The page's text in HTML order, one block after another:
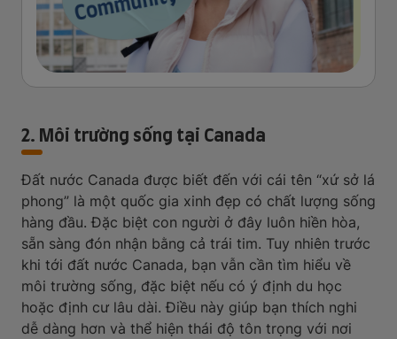
2. Môi trường sống tại Canada
Đất nước Canada được biết đến với cái tên “xứ sở lá
phong” là một quốc gia xinh đẹp có chất lượng sống
hàng đầu. Đặc biệt con người ở đây luôn hiền hòa,
sẵn sàng đón nhận bằng cả trái tim. Tuy nhiên trước
khi tới đất nước Canada, bạn vẫn cần tìm hiểu về
môi trường sống, đặc biệt nếu có ý định du học
hoặc định cư lâu dài. Điều này giúp bạn thích nghi
dễ dàng hơn và thể hiện thái độ tôn trọng với nơi